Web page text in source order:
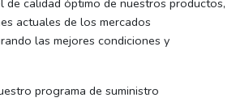
de calidad óptimo de nuestros productos,
actuales de los mercados
las mejores condiciones y
programa de suministro